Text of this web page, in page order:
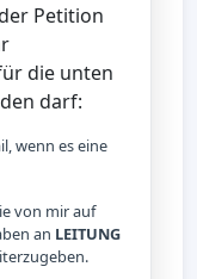
Petition
die unten
darf:
wenn es eine
von mir auf
an LEITUNG